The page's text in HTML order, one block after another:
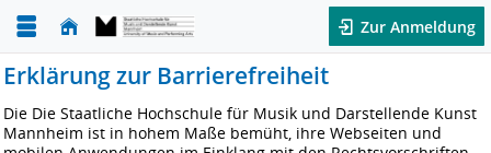
Zur Anmeldung
Erklärung zur Barrierefreiheit
Die Die Staatliche Hochschule für Musik und Darstellende Kunst
Mannheim ist in hohem Maße bemüht, ihre Webseiten und